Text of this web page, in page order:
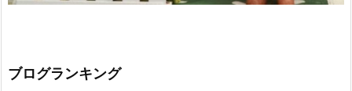
ブログランキング